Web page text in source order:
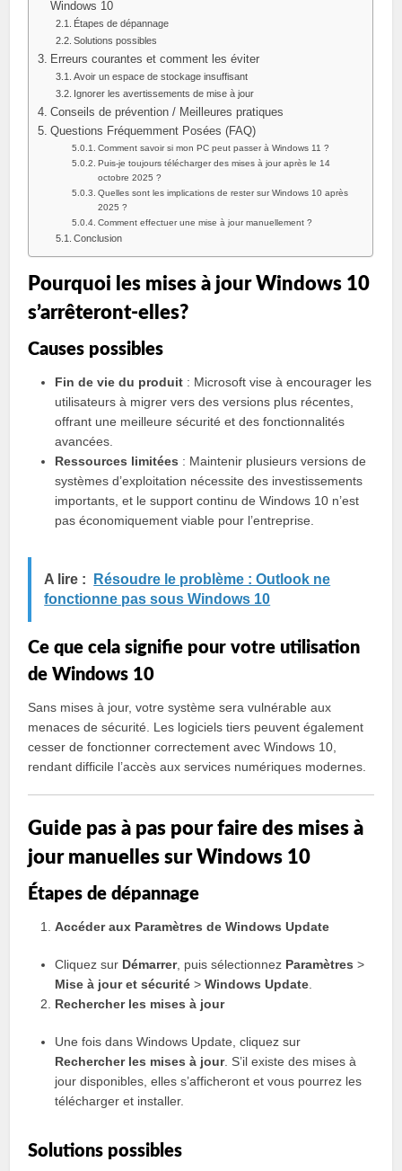
Windows 10
Étapes de dépannage
Solutions possibles
Erreurs courantes et comment les éviter
Avoir un espace de stockage insuffisant
Ignorer les avertissements de mise à jour
Conseils de prévention / Meilleures pratiques
Questions Fréquemment Posées (FAQ)
Comment savoir si mon PC peut passer à Windows 11 ?
Puis-je toujours télécharger des mises à jour après le 14
octobre 2025 ?
Quelles sont les implications de rester sur Windows 10 après
2025 ?
Comment effectuer une mise à jour manuellement ?
Conclusion
Pourquoi les mises à jour Windows 10
s’arrêteront-elles?
Causes possibles
Fin de vie du produit : Microsoft vise à encourager les
utilisateurs à migrer vers des versions plus récentes,
offrant une meilleure sécurité et des fonctionnalités
avancées.
Ressources limitées : Maintenir plusieurs versions de
systèmes d’exploitation nécessite des investissements
importants, et le support continu de Windows 10 n’est
pas économiquement viable pour l’entreprise.
A lire :
Résoudre le problème : Outlook ne
fonctionne pas sous Windows 10
Ce que cela signifie pour votre utilisation
de Windows 10
Sans mises à jour, votre système sera vulnérable aux
menaces de sécurité. Les logiciels tiers peuvent également
cesser de fonctionner correctement avec Windows 10,
rendant difficile l’accès aux services numériques modernes.
Guide pas à pas pour faire des mises à
jour manuelles sur Windows 10
Étapes de dépannage
Accéder aux Paramètres de Windows Update
Cliquez sur Démarrer, puis sélectionnez Paramètres >
Mise à jour et sécurité >Windows Update
Rechercher les mises à jour
Une fois dans Windows Update, cliquez sur
Rechercher les mises à jour. S’il existe des mises à
jour disponibles, elles s’afficheront et vous pourrez les
télécharger et installer.
Solutions possibles